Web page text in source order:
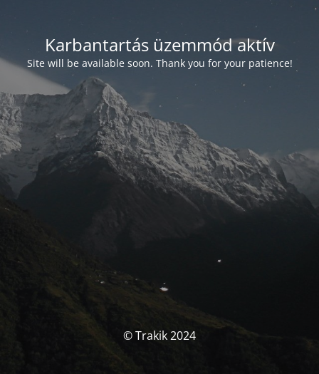
Karbantartás üzemmód aktív
Site will be available soon. Thank you for your patience!
© Trakik 2024